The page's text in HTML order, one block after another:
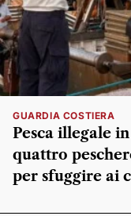
GUARDIA COSTIERA
Pesca illegale
quattro
per sfuggire ai